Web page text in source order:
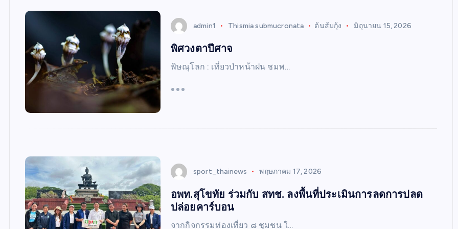
S
admin1 Thismia submucronata ต้นส้มกุ้ง มิถุนายน 15, 2026
พิศวงตาปีศาจ
พิษณุโลก : เที่ยวป่าหน้าฝน ชมพ…
sport_thainews พฤษภาคม 17, 2026
อพท.สุโขทัย ร่วมกับ สทช. ลงพื้นที่ประเมินการลดการปลด
ปล่อยคาร์บอน
จากกิจกรรมท่องเที่ยว ๘ ชุมชน ใ…